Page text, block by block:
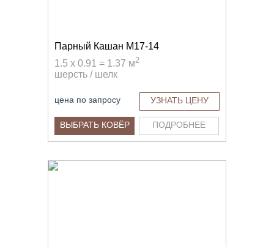
Парный Кашан M17-14
1.5 x 0.91 = 1.37 м2
шерсть / шелк
цена по запросу УЗНАТЬ ЦЕНУ
ВЫБРАТЬ КОВЁР ПОДРОБНЕЕ